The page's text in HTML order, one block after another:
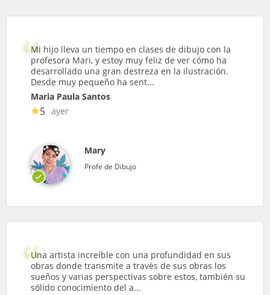
Mi hijo lleva un tiempo en clases de dibujo con la
profesora Mari, y estoy muy feliz de ver cómo ha
desarrollado una gran destreza en la ilustración.
Desde muy pequeño ha sent...
Maria Paula Santos
5 ayer
Mary
Profe de Dibujo
Una artista increíble con una profundidad en sus
obras donde transmite a través de sus obras los
sueños y varias perspectivas sobre estos, también su
sólido conocimiento del a...